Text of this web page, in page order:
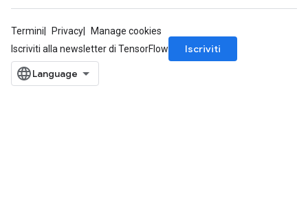
Termini Privacy
Manage cookies
Iscriviti alla newsletter di TensorFlow
Iscriviti